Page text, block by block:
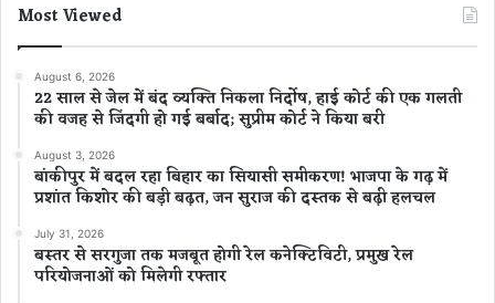
Most Viewed
August 6, 2026
22 साल से जेल में बंद व्यक्ति निकला निर्दोष, हाई कोर्ट की एक गलती
की वजह से जिंदगी हो गई बर्बाद; सुप्रीम कोर्ट ने किया बरी
August 3, 2026
बांकीपुर में बदल रहा बिहार का सियासी समीकरण! भाजपा के गढ़ में
प्रशांत किशोर की बड़ी बढ़त, जन सुराज की दस्तक से बढ़ी हलचल
July 31, 2026
बस्तर से सरगुजा तक मजबूत होगी रेल कनेक्टिविटी, प्रमुख रेल
परियोजनाओं को मिलेगी रफ्तार